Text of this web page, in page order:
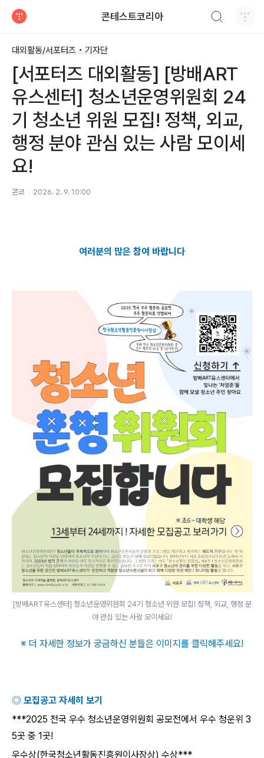
콘테스트코리아
대외활동/서포터즈 • 기자단
[서포터즈 대외활동] [방배ART
유스센터] 청소년운영위원회 24
기 청소년 위원 모집! 정책, 외교,
행정 분야 관심 있는 사람 모이세
요!
콘코 2026. 2. 9. 10:00
여러분의 많은 참여 바랍니다
[방배ART유스센터] 청소년운영위원회 24기 청소년 위원 모집! 정책, 외교, 행정 분
야 관심 있는 사람 모이세요!
※ 더 자세한 정보가 궁금하신 분들은 이미지를 클릭해주세요!
◎ 모집공고 자세히 보기
***2025 전국 우수 청소년운영위원회 공모전에서 우수 청운위 3
5곳 중 1곳!
우수상(한국청소년활동진흥원이사장상) 수상***